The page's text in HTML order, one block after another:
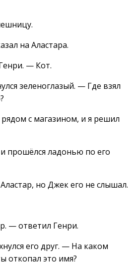
на Аластара.
— Кот.
зеленоглазый. — Где взял
с магазином, и я решил
прошёлся ладонью по его
но Джек его не слышал.
— ответил Генри.
его друг. — На каком
откопал это имя?